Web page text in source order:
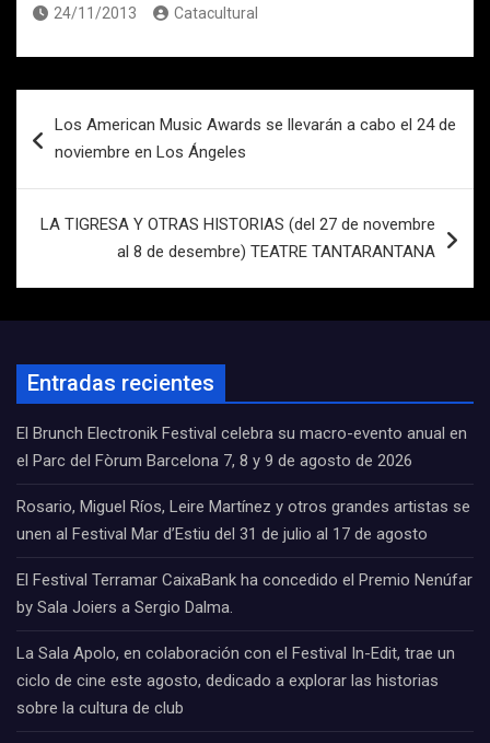
24/11/2013 Catacultural
de
Los American Music Awards se llevarán a cabo el 24 de
noviembre en Los Ángeles
LA TIGRESA Y OTRAS HISTORIAS (del 27 de novembre
al 8 de desembre) TEATRE TANTARANTANA
Entradas recientes
El Brunch Electronik Festival celebra su macro-evento anual en
el Parc del Fòrum Barcelona 7, 8 y 9 de agosto de 2026
Rosario, Miguel Ríos, Leire Martínez y otros grandes artistas se
unen al Festival Mar d’Estiu del 31 de julio al 17 de agosto
El Festival Terramar CaixaBank ha concedido el Premio Nenúfar
by Sala Joiers a Sergio Dalma.
La Sala Apolo, en colaboración con el Festival In-Edit, trae un
ciclo de cine este agosto, dedicado a explorar las historias
sobre la cultura de club